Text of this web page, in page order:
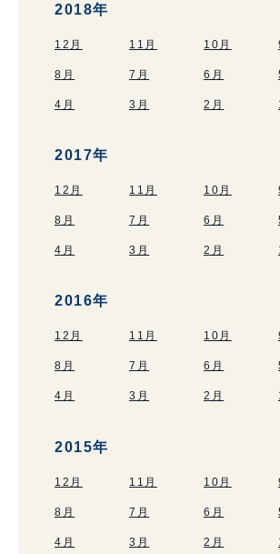
2018年
12月 11月 10月
8月 7月 6月
4月 3月 2月
2017年
12月 11月 10月
8月 7月 6月
4月 3月 2月
2016年
12月 11月 10月
8月 7月 6月
4月 3月 2月
2015年
12月 11月 10月
8月 7月 6月
4月 3月 2月